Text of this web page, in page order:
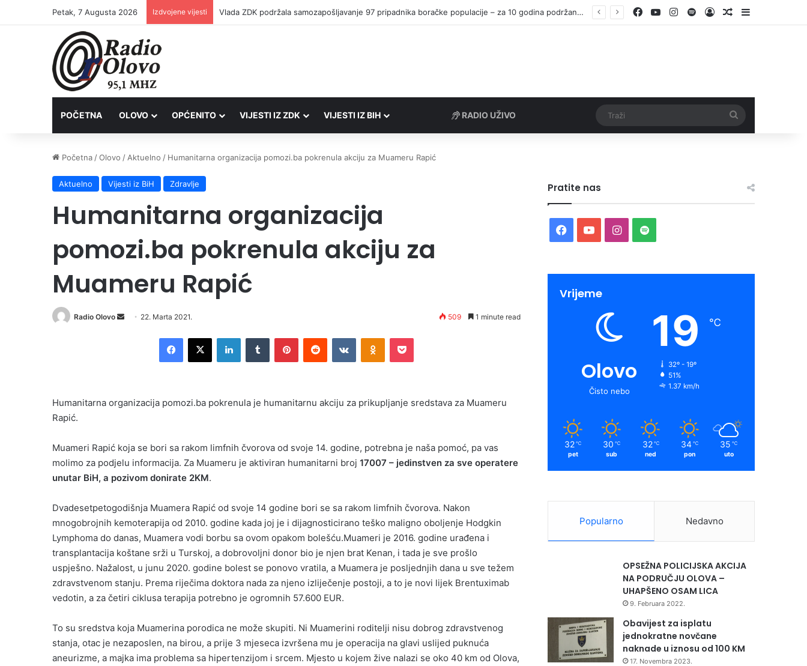
Petak, 7 Augusta 2026 Izdvojene vijesti Otvorene prijave za Bingo Festival Fits: Odaberite outfit s omiljenim influencerom i zablistajte na Crvenom tepihu Sarajevo Film Festivala Facebook
YouTubeInstagram
SpotifyLog InRandom Article
Sidebar
POČETNA OLOVO OPĆENITO VIJESTI IZ ZDK VIJESTI IZ BIH RADIO UŽIVO
Početna /Olovo / Aktuelno / Humanitarna organizacija pomozi.ba pokrenula akciju za Muameru Rapić
Aktuelno Vijesti iz BiH Zdravlje
Humanitarna organizacija
pomozi.ba pokrenula akciju za
Muameru Rapić
Radio Olovo
Send 22. Marta 2021. 509 1 minute read
Facebook
X LinkedInTumblr PinterestReddit VKontakteOdnoklassniki
Pocket
Humanitarna organizacija pomozi.ba pokrenula je humanitarnu akciju za prikupljanje sredstava za Muameru
Rapić.
Muameri Rapić koja se bori sa rakom limfnih čvorova od svoje 14. godine, potrebna je naša pomoć, pa vas
molimo za podjelu informacija. Za Muameru je aktiviran humanitarni broj 17007 – jedinstven za sve operatere
unutar BiH, a pozivom donirate 2KM.
Dvadesetpetogodišnja Muamera Rapić od svoje 14 godine bori se sa rakom limfnih čvorova. Nakon
mnogobrojnih kemoterapija od 2010. godine kada joj je i dijagnosticirano teško maligno oboljenje Hodgkin
Lymphoma do danas, Muamera vodi borbu sa ovom opakom bolešću.Muameri je 2016. godine urađena i
transplantacija koštane srži u Turskoj, a dobrovoljni donor bio je njen brat Kenan, i tada je sve prošlo
uspješno. Nažalost, u junu 2020. godine bolest se ponovo vratila, a Muamera je posljednjih dana u sve težem
zdravstvenom stanju. Prema riječima doktora nada za njeno izliječenje postoji, a to je novi lijek Brentuximab
vedotin, a za četiri ciklusa terapija potrebno je ogromnih 57.600 EUR.
To su sredstva koja Muamerina porodica ne može skupiti. Ni Muamerini roditelji nisu dobrog zdravstvenog
stanja, otac je nezaposlen, na birou, a prije 3 mjeseca izvršena mu je operacija na glavi uslijed puknuća
aneurizme, a majka ima problema sa hipertenzijom i srcem. Mjesto u kojem žive nalazi se oko 40 km od Olova,
Pratite nas
Facebook
YouTubeInstagram
Spotify
Vrijeme
Olovo
Čisto nebo
19 ℃
32º - 19º
51%
1.37 km/h
32 ℃
pet
30 ℃
sub
32 ℃
ned
34 ℃
pon
35 ℃
uto
Popularno Nedavno
OPSEŽNA POLICIJSKA AKCIJA
NA PODRUČJU OLOVA –
UHAPŠENO OSAM LICA
9. Februara 2022.
Obavijest za isplatu
jednokratne novčane
naknade u iznosu od 100 KM
17. Novembra 2023.